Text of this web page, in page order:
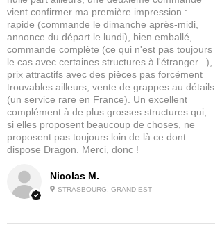
point de départ pour une peinture plus
professionnelle.
Ces peintures ont été conçues dans un
pot de 60ml afin que vous ayez assez
de produit pour peindre des armées
entières avec facilité.
Contenu : 1x Dipping Ink en 60ml
Nicolas M.
STRASBOURG, GRAND-EST
vient confirmer ma première impression :
rapide (commande le dimanche après-midi,
annonce du départ le lundi), bien emballé,
commande complète (ce qui n'est pas toujours
le cas avec certaines structures à l'étranger...),
prix attractifs avec des pièces pas forcément
trouvables ailleurs, vente de grappes au détails
(un service rare en France). Un excellent
complément à de plus grosses structures qui,
si elles proposent beaucoup de choses, ne
proposent pas toujours loin de là ce dont
dispose Dragon. Merci, donc !